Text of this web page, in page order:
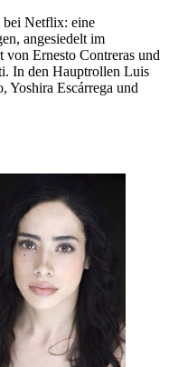
bei Netflix: eine
angesiedelt im
Ernesto Contreras und
In den Hauptrollen Luis
Yoshira Escárrega und